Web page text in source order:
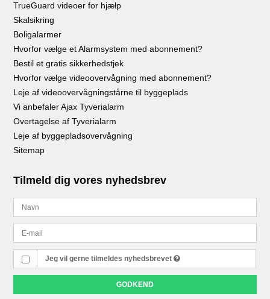
TrueGuard videoer for hjælp
Skalsikring
Boligalarmer
Hvorfor vælge et Alarmsystem med abonnement?
Bestil et gratis sikkerhedstjek
Hvorfor vælge videoovervågning med abonnement?
Leje af videoovervågningstårne til byggeplads
Vi anbefaler Ajax Tyverialarm
Overtagelse af Tyverialarm
Leje af byggepladsovervågning
Sitemap
Tilmeld dig vores nyhedsbrev
Jeg vil gerne tilmeldes nyhedsbrevet
GODKEND